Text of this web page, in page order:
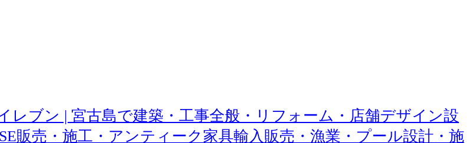
レブン | 宮古島で建築・工事全般・リフォーム・店舗デザイン設
販売・施工・アンティーク家具輸入販売・漁業・プール設計・施